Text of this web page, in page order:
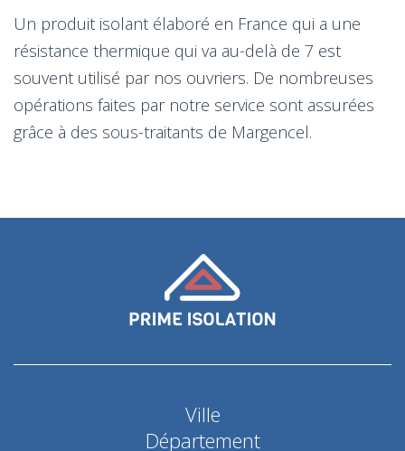
Un produit isolant élaboré en France qui a une
résistance thermique qui va au-delà de 7 est
souvent utilisé par nos ouvriers. De nombreuses
opérations faites par notre service sont assurées
grâce à des sous-traitants de Margencel.
Ville
Département